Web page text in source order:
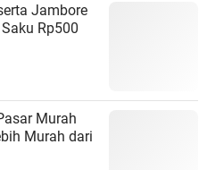
Jambore
Rp500
Murah
Murah dari